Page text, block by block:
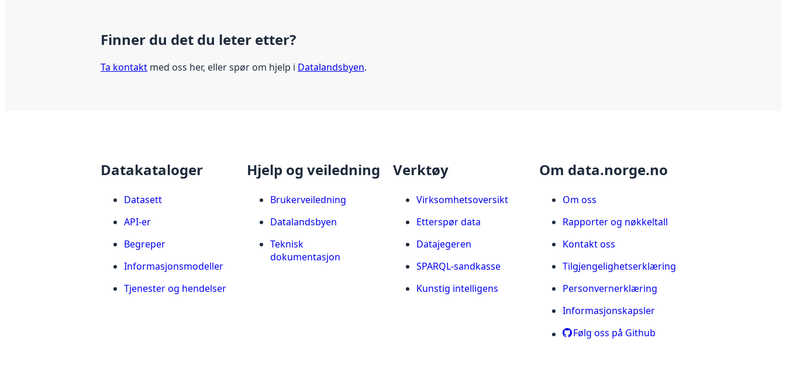
Finner du det du leter etter?
Ta kontakt med oss her, eller spør om hjelp i Datalandsbyen.
Datakataloger
Datasett
API-er
Begreper
Informasjonsmodeller
Tjenester og hendelser
Hjelp og veiledning
Brukerveiledning
Datalandsbyen
Teknisk
dokumentasjon
Verktøy
Virksomhetsoversikt
Etterspør data
Datajegeren
SPARQL-sandkasse
Kunstig intelligens
Om data.norge.no
Om oss
Rapporter og nøkkeltall
Kontakt oss
Tilgjengelighetserklæring
Personvernerklæring
Informasjonskapsler
Følg oss på Github